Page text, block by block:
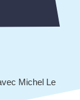
Michel Le